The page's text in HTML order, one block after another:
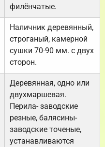
филёнчатые.
Наличник деревянный,
строганый, камерной
сушки 70-90 мм. с двух
сторон.
Деревянная, одно или
двухмаршевая.
Перила- заводские
резные, балясины-
заводские точеные,
устанавливаются